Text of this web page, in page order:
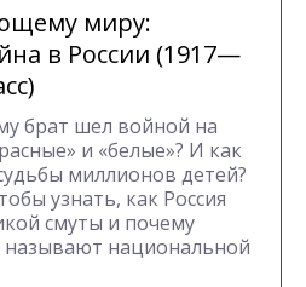
миру:
в России (1917—
брат шел войной на
и «белые»? И как
миллионов детей?
узнать, как Россия
смуты и почему
национальной